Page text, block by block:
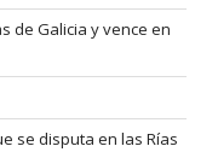
de Galicia y vence en
se disputa en las Rías